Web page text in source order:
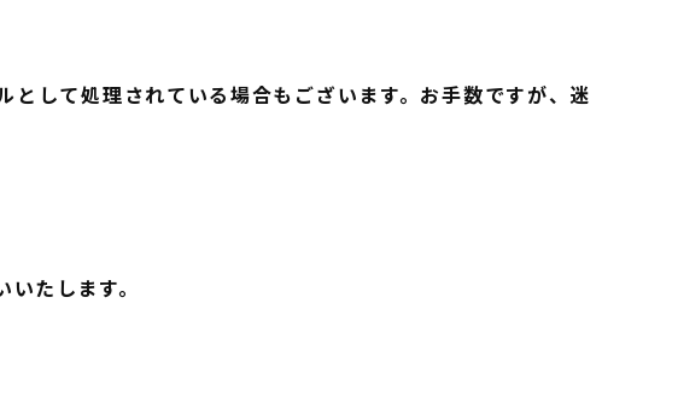
して処理されている場合もございます。お手数ですが、迷
たします。